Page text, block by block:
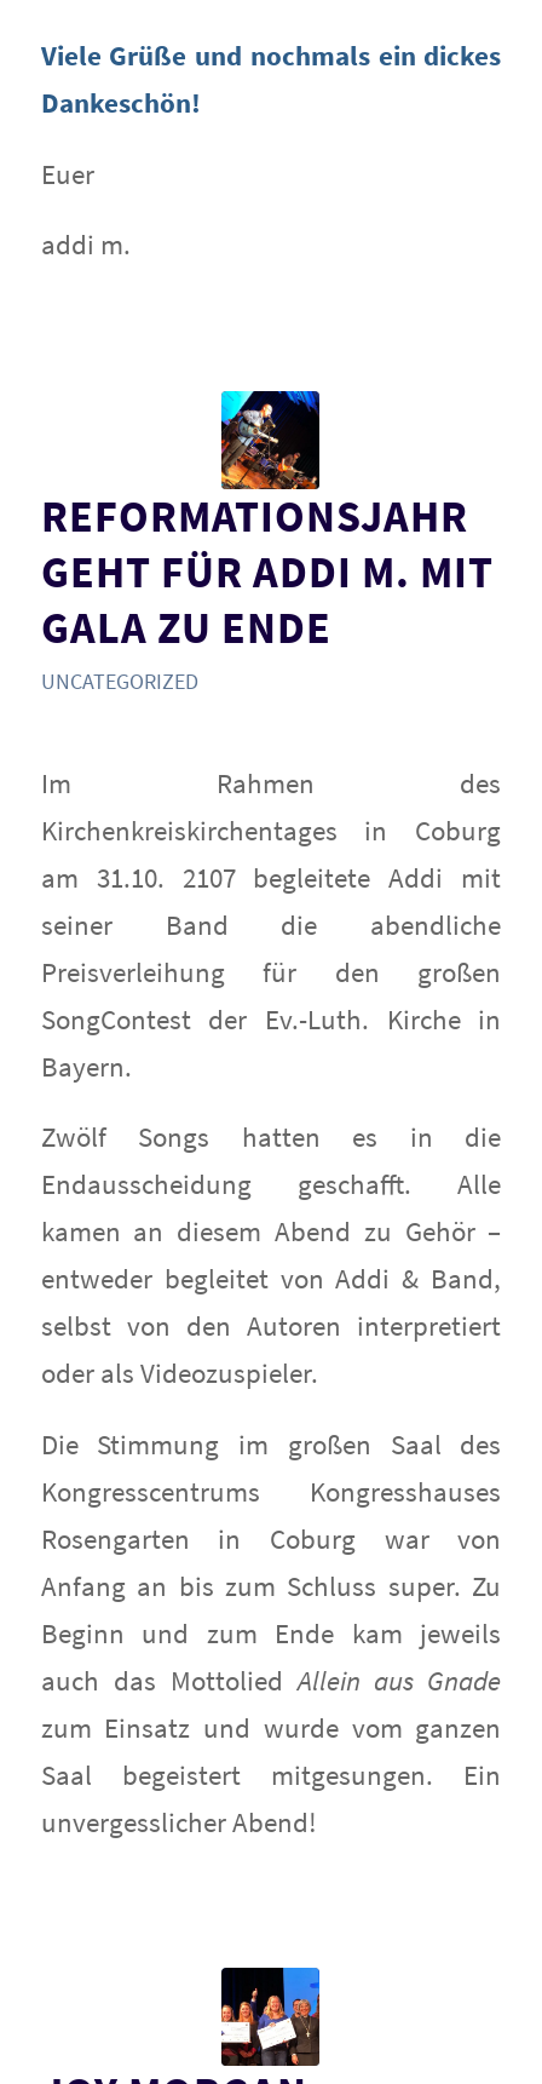
Viele Grüße und nochmals ein dickes
Dankeschön!
Euer
addi m.
REFORMATIONSJAHR
GEHT FÜR ADDI M. MIT
GALA ZU ENDE
UNCATEGORIZED
Im Rahmen des
Kirchenkreiskirchentages in Coburg
am 31.10. 2107 begleitete Addi mit
seiner Band die abendliche
Preisverleihung für den großen
SongContest der Ev.-Luth. Kirche in
Bayern.
Zwölf Songs hatten es in die
Endausscheidung geschafft. Alle
kamen an diesem Abend zu Gehör –
entweder begleitet von Addi & Band,
selbst von den Autoren interpretiert
oder als Videozuspieler.
Die Stimmung im großen Saal des
Kongresscentrums Kongresshauses
Rosengarten in Coburg war von
Anfang an bis zum Schluss super. Zu
Beginn und zum Ende kam jeweils
auch das MottoliedAllein aus Gnade
zum Einsatz und wurde vom ganzen
Saal begeistert mitgesungen. Ein
unvergesslicher Abend!